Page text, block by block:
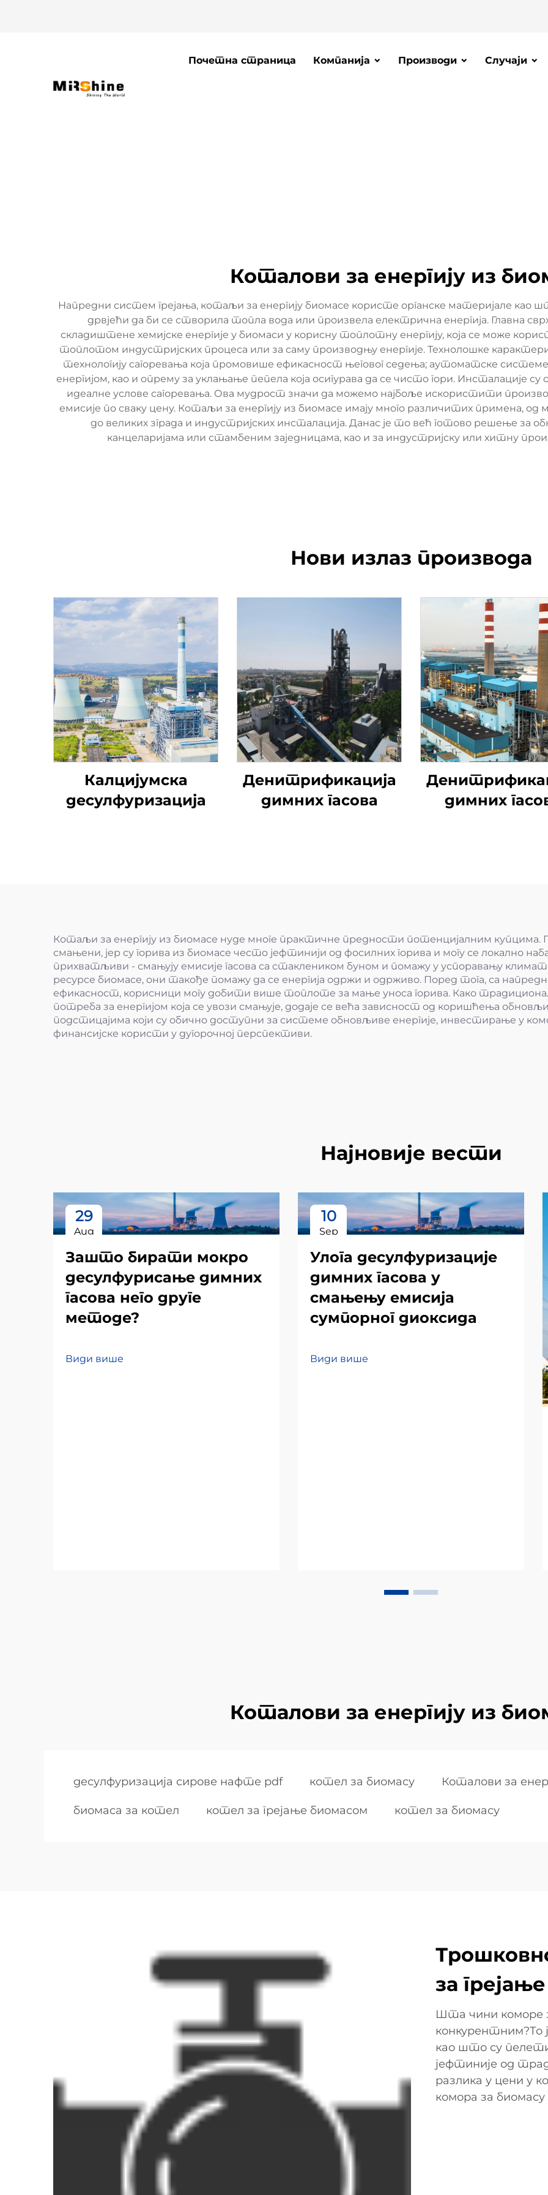
Почетна страница Компанија Производи Случаји
Коталови за енергију из
Напредни систем грејања, котаљи за енергију биомасе користе органске материјале као
дрвјећи да би се створила топла вода или произвела електрична енергија. Главна
складиштене хемијске енергије у биомаси у корисну топлотну енергију, која се може
топлотом индустријских процеса или за саму производњу енергије. Технолошке
технологију сагоревања која промовише ефикасност његовог седења; аутоматске
енергијом, као и опрему за уклањање пепела која осигурава да се чисто гори. Инсталације
идеалне услове сагоревања. Ова мудрост значи да можемо најбоље искористити
емисије по сваку цену. Котаљи за енергију из биомасе имају много различитих примена,
до великих зграда и индустријских инсталација. Данас је то већ готово решење за
канцеларијама или стамбеним заједницама, као и за индустријску или хитну
Нови излаз производа
Калцијумска
десулфуризација
Денитрификација
димних гасова
димних
Котаљи за енергију из биомасе нуде многе практичне предности потенцијалним купцима.
смањени, јер су горива из биомасе често јефтинији од фосилних горива и могу се локално
прихватљиви - смањују емисије гасова са стаклеником буном и помажу у успоравању
ресурсе биомасе, они такође помажу да се енергија одржи и одрживо. Поред тога, са
ефикасност, корисници могу добити више топлоте за мање уноса горива. Како
потреба за енергијом која се увози смањује, додаје се већа зависност од коришћења
подстицајима који су обично доступни за системе обновљиве енергије, инвестирање у
финансијске користи у дугорочној перспективи.
Најновије вести
29
Aug
Зашто бирати мокро
десулфурисање димних
гасова него друге
методе?
Види више
10
Sep
Улога десулфуризације
димних гасова у
смањењу емисија
сумпорног диоксида
Види више
Коталови за енергију из
десулфуризација сирове нафте pdf котел за биомасу Коталови за
биомаса за котел котел за грејање биомасом котел за биомасу
за грејање
Шта чини коморе
конкурентним?То
као што су
јефтиније од
разлика у цени у
комора за биомасу